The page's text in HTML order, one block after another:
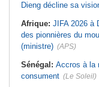
Dieng décline sa
Afrique: JIFA 2026 à
des pionnières du
(ministre) (APS)
Sénégal: Accros à la
consument (Le Soleil)